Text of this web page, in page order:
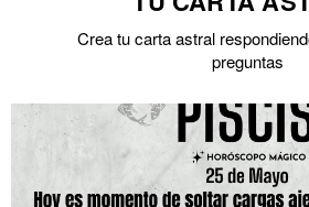
Crea tu carta astral
preguntas